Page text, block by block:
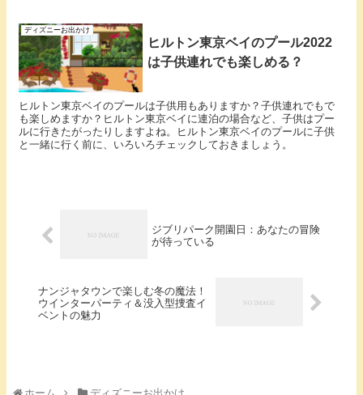
ディズニーお出かけ
ヒルトン東京ベイのプール2022
は子供連れでも楽しめる？
ヒルトン東京ベイのプールは子供用もありますか？子供連れでもで
も楽しめますか？ヒルトン東京ベイに連泊の場合など、子供はプー
ルに行きたがったりしますよね。ヒルトン東京ベイのプールに子供
と一緒に行く前に、いろいろチェックしておきましょう。
ジブリパーク開園日：あなたの冒険
が待っている
​​ナンジャタウンで楽しむ冬の魔法！
ウインターパーティ＆没入型捜査イ
ベントの魅力